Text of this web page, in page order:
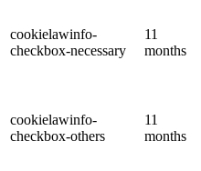
cookielawinfo-
checkbox-necessary
11
months
cookielawinfo-
checkbox-others
11
months